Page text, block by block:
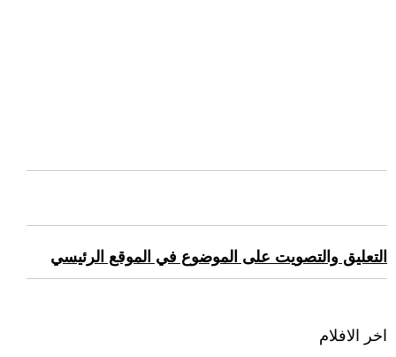
التعليق والتصويت على الموضوع في الموقع الرئيسي
اخر الافلام